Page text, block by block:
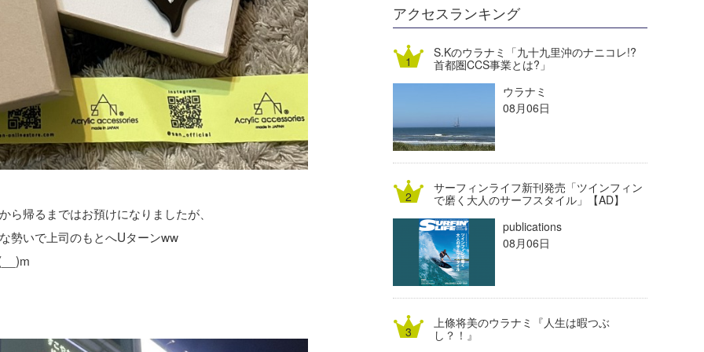
帰るまではお預けになりましたが、
勢いで上司のもとへUターンww
DELTA FORCE SURF
熊谷素子
進士剛光
植村未来
大野”MAR”修聖
喜納海人
Aichan
ECE
H
KID
KOBU
KY
MIN
mitz
OYZ
アクセスランキング
S.Kのウラナミ「九十九里沖のナニコレ!?
首都圏CCS事業とは?」
ウラナミ
08月06日
サーフィンライフ新刊発売「ツインフィン
で磨く大人のサーフスタイル」【AD】
publications
08月06日
上條将美のウラナミ『人生は暇つぶ
し？！』